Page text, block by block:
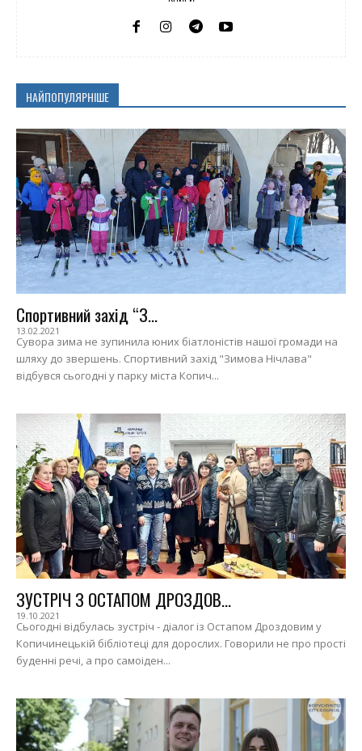
НАЙПОПУЛЯРНІШЕ
Спортивний захід “З...
13.02.2021
Сувора зима не зупинила юних біатлоністів нашої громади на
шляху до звершень. Спортивний захід "Зимова Нічлава"
відбувся сьогодні у парку міста Копич...
ЗУСТРІЧ З ОСТАПОМ ДРОЗДОВ...
19.10.2021
Сьогодні відбулась зустріч - діалог із Остапом Дроздовим у
Копичинецькій бібліотеці для дорослих. Говорили не про прості
буденні речі, а про самоіден...